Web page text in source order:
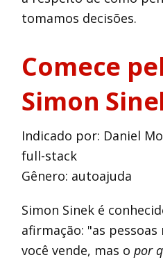
tomamos decisões.
Comece
Simon
Indicado por: Daniel
full-stack
Gênero: autoajuda
Simon Sinek é
afirmação: "as
você vende, mas opor